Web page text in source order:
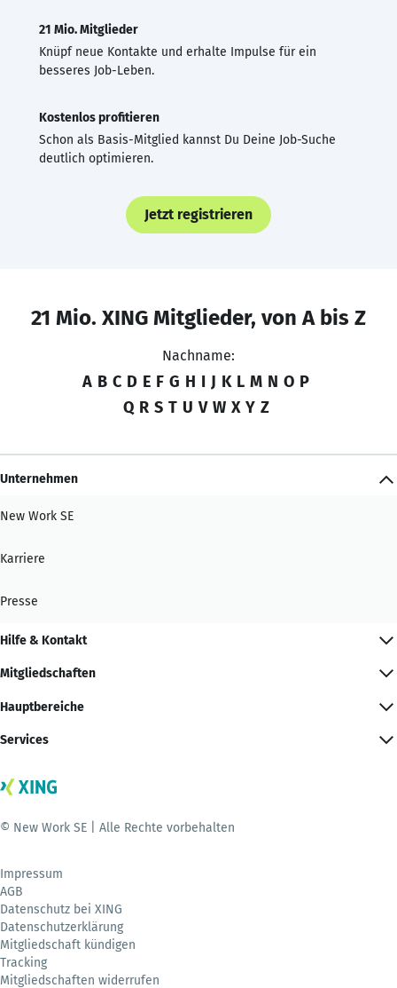
21 Mio. Mitglieder
Knüpf neue Kontakte und erhalte Impulse für ein
besseres Job-Leben.
Kostenlos profitieren
Schon als Basis-Mitglied kannst Du Deine Job-Suche
deutlich optimieren.
Jetzt registrieren
21 Mio. XING Mitglieder, von A bis Z
Nachname:
A B C D E F G H I J K L M N O P
Q R S T U V W X Y Z
Unternehmen
New Work SE
Karriere
Presse
Hilfe & Kontakt
Mitgliedschaften
Hauptbereiche
Services
© New Work SE | Alle Rechte vorbehalten
Impressum
AGB
Datenschutz bei XING
Datenschutzerklärung
Mitgliedschaft kündigen
Tracking
Mitgliedschaften widerrufen